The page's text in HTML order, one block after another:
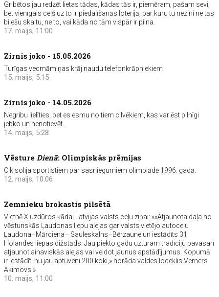
Gribētos jau redzēt lietas tādas, kādas tās ir, piemēram, pašam sevi,
bet vienīgais ceļš uz to ir piedalīšanās loterijā, par kuru tu nezini ne tās
biļešu skaitu, ne to, vai kāda no tām vispār ir pilna.
17. maijs, 11:00
Zirnis joko - 15.05.2026
Turīgas vecmāmiņas krāj naudu telefonkrāpniekiem
15. maijs, 5:15
Zirnis joko - 14.05.2026
Negribu lielīties, bet es esmu no tiem cilvēkiem, kas var ēst pilnīgi
jebko un nenotievēt.
14. maijs, 5:28
VēstureDienā: Olimpiskās prēmijas
Cik solīja sportistiem par sasniegumiem olimpiādē 1996. gadā.
12. maijs, 10:06
Zemnieku brokastis pilsētā
Vietnē X uzdūros kādai Latvijas valsts ceļu ziņai: ««Atjaunota daļa no
vēsturiskās Ļaudonas liepu alejas gar valsts vietējo autoceļu
Ļaudona–Mārciena– Sauleskalns–Bērzaune un iestādīts 31
Holandes liepas dižstāds. Jau piekto gadu uzturam tradīciju pavasarī
atjaunot ainaviskās alejas vai veidot jaunus apstādījumus. Kopumā
ir iestādīti nu jau aptuveni 200 koki,» norāda valdes loceklis Verners
Akimovs.»
10. maijs, 11:00